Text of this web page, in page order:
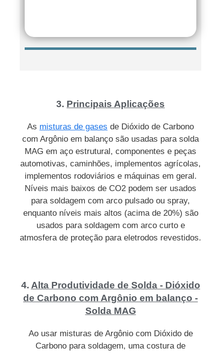
3. Principais Aplicações
As misturas de gases de Dióxido de Carbono
com Argônio em balanço são usadas para solda
MAG em aço estrutural, componentes e peças
automotivas, caminhões, implementos agrícolas,
implementos rodoviários e máquinas em geral.
Níveis mais baixos de CO2 podem ser usados
para soldagem com arco pulsado ou spray,
enquanto níveis mais altos (acima de 20%) são
usados para soldagem com arco curto e
atmosfera de proteção para eletrodos revestidos.
4. Alta Produtividade de Solda - Dióxido
de Carbono com Argônio em balanço -
Solda MAG
Ao usar misturas de Argônio com Dióxido de
Carbono para soldagem, uma costura de